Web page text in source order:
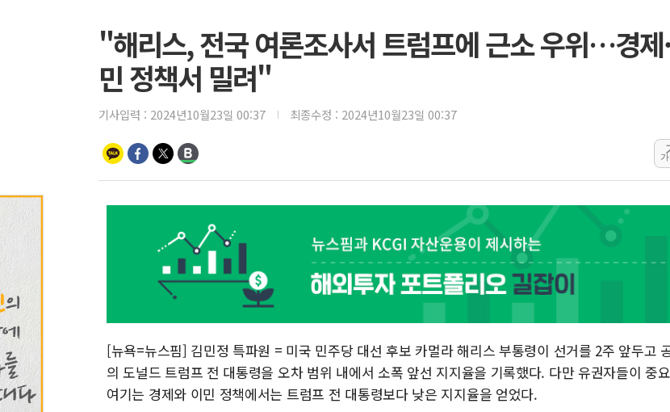
인천서 말다툼
김민석, 강원·
[속보] 민주,
[속보] 민주,
[속보] 민주,
[속보] 민주,
정재헌 CEO,
최태원, 노소
하나금융, 명
병무청, 보충
홈플러스發
윤준병·이해민
'호우·산사태
"해리스, 전국 여론조사서 트럼프에 근소 우위…경제
민 정책서 밀려"
기사입력 : 2024년10월23일 00:37 최종수정 : 2024년10월23일 00:37
가
[뉴욕=뉴스핌] 김민정 특파원 = 미국 민주당 대선 후보 카멀라 해리스 부통령이 선거를 2주 앞두고
의 도널드 트럼프 전 대통령을 오차 범위 내에서 소폭 앞선 지지율을 기록했다. 다만 유권자들이 중
여기는 경제와 이민 정책에서는 트럼프 전 대통령보다 낮은 지지율을 얻었다.